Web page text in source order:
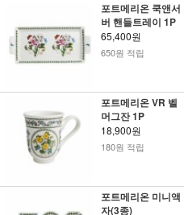
포트메리온 쿡앤서
버 핸들트레이 1P
65,400원
650원 적립
포트메리온 VR 벨
머그잔 1P
18,900원
180원 적립
포트메리온 미니액
자(3종)